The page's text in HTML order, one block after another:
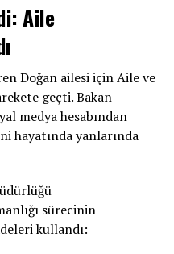
Aile
Doğan ailesi için Aile ve
geçti. Bakan
medya hesabından
hayatında yanlarında
sürecinin
kullandı: